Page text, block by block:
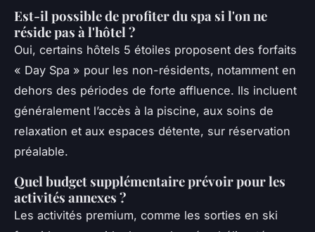
Est-il possible de profiter du spa si l'on ne
réside pas à l'hôtel ?
Oui, certains hôtels 5 étoiles proposent des forfaits
« Day Spa » pour les non-résidents, notamment en
dehors des périodes de forte affluence. Ils incluent
généralement l’accès à la piscine, aux soins de
relaxation et aux espaces détente, sur réservation
préalable.
Quel budget supplémentaire prévoir pour les
activités annexes ?
Les activités premium, comme les sorties en ski